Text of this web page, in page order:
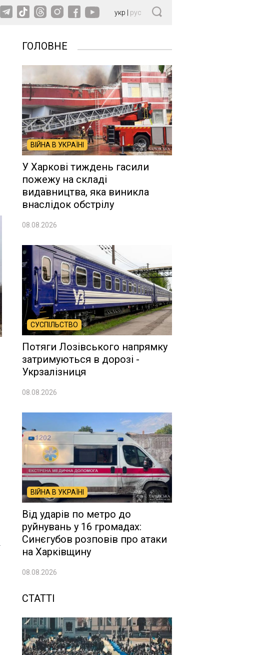
укр рус
ГОЛОВНЕ
ВІЙНА В УКРАЇНІ
У Харкові тиждень гасили
пожежу на складі
видавництва, яка виникла
внаслідок обстрілу
08.08.2026
СУСПІЛЬСТВО
Потяги Лозівського напрямку
затримуються в дорозі -
Укрзалізниця
08.08.2026
ВІЙНА В УКРАЇНІ
Від ударів по метро до
руйнувань у 16 громадах:
Синєгубов розповів про атаки
на Харківщину
08.08.2026
СТАТТІ